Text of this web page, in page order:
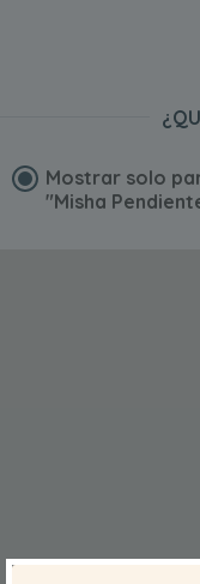
Mostrar solo
"Misha